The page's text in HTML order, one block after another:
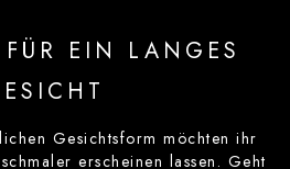
EIN LANGES
Gesichtsform möchten ihr
erscheinen lassen. Geht